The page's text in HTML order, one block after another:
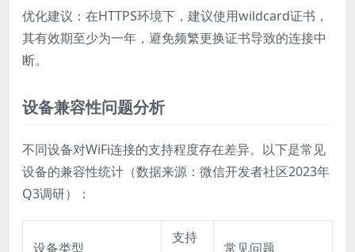
优化建议：在HTTPS环境下，建议使用wildcard证书，
其有效期至少为一年，避免频繁更换证书导致的连接中
断。
设备兼容性问题分析
不同设备对WiFi连接的支持程度存在差异。以下是常见
设备的兼容性统计（数据来源：微信开发者社区2023年
Q3调研）：
设备类型
支持
常见问题